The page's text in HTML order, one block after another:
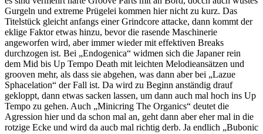
Gurgeln und extreme Prügelei kommen hier nicht zu kurz. Das
Titelstück gleicht anfangs einer Grindcore attacke, dann kommt der
eklige Faktor etwas hinzu, bevor die rasende Maschinerie
angeworfen wird, aber immer wieder mit effektiven Breaks
durchzogen ist. Bei „Endogenica“ widmen sich die Japaner rein
dem Mid bis Up Tempo Death mit leichten Melodieansätzen und
grooven mehr, als dass sie abgehen, was dann aber bei „Lazue
Sphacelation“ der Fall ist. Da wird zu Beginn anständig drauf
gekloppt, dann etwas sacken lassen, um dann auch mal hoch ins Up
Tempo zu gehen. Auch „Minicring The Organics“ deutet die
Agression hier und da schon mal an, geht dann aber eher mal in die
rotzige Ecke und wird da aucb mal richtig derb. Ja endlich „Bubonic